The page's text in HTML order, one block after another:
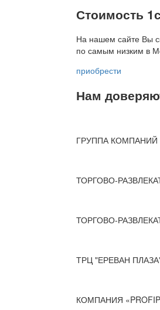
Стоимость 1с
На нашем сайте Вы
по самым низким в
приобрести
Нам
ГРУППА КОМПАНИЙ
ТОРГОВО-
ТОРГОВО-
ТРЦ "ЕРЕВАН
КОМПАНИЯ